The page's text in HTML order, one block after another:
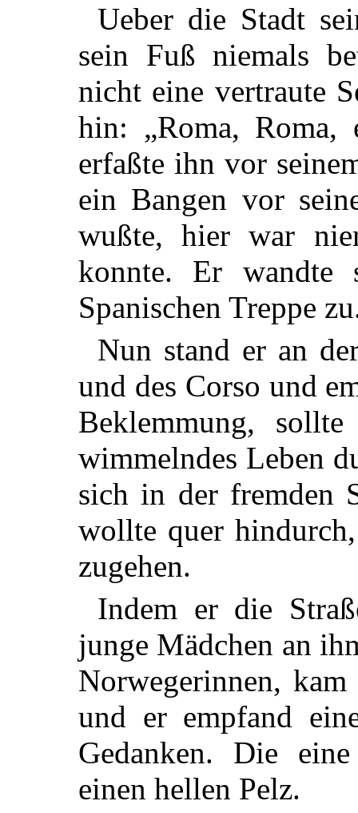
Ueber die Stadt
sein Fuß niemals
nicht eine vertraute
hin: „Roma, Roma,
erfaßte ihn vor
ein Bangen vor
wußte, hier war
konnte. Er
Spanischen Treppe
Nun stand er an
und des Corso und
Beklemmung, sollte
wimmelndes Leben
sich in der fremden
wollte quer
zugehen.
Indem er die
junge Mädchen an
Norwegerinnen,
und er empfand
Gedanken. Die
einen hellen Pelz.